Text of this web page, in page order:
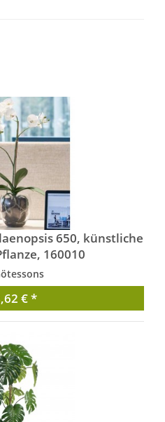
650, künstliche
160010
€ *